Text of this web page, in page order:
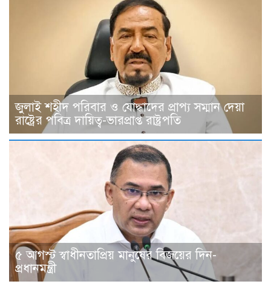
জুলাই শহীদ পরিবার ও যোদ্ধাদের প্রাপ্য সম্মান দেয়া
রাষ্ট্রের পবিত্র দায়িত্ব-ভারপ্রাপ্ত রাষ্ট্রপতি
৫ আগস্ট স্বাধীনতাপ্রিয় মানুষের বিজয়ের দিন-
প্রধানমন্ত্রী